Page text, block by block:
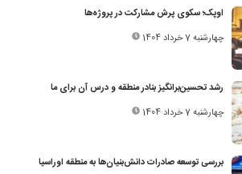
اوپک؛ سکوی پرش مشارکت در پروژه‌ها
چهارشنبه 7 خرداد 1404
رشد تحسین‌برانگیز بنادر منطقه و درس آن برای ما
چهارشنبه 7 خرداد 1404
بررسی توسعه صادرات دانش‌بنیان‌ها به منطقه اوراسیا